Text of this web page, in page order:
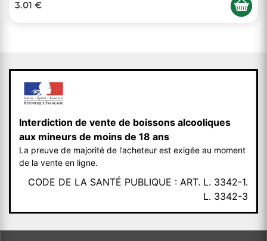
3.01 €
Interdiction de vente de boissons alcooliques
aux mineurs de moins de 18 ans
La preuve de majorité de l’acheteur est exigée au moment
de la vente en ligne.
CODE DE LA SANTÉ PUBLIQUE : ART. L. 3342-1.
L. 3342-3